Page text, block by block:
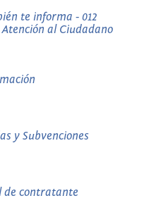
te informa - 012
Atención al Ciudadano
y Subvenciones
de contratante